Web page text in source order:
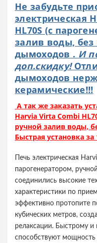
Не забудьте
электрическая
HL70S (с
залив воды, без
дымоходов . И
доп.скидку!
дымоходов
керамические!!!
А так же заказать
Harvia Virta Combi
ручной залив воды,
Быстрая установка за
Печь электрическая
парогенератором,
соединились высокие
характеристики по
эффективно протопите
кубических метров,
релаксации. Быстрому и
способствуют